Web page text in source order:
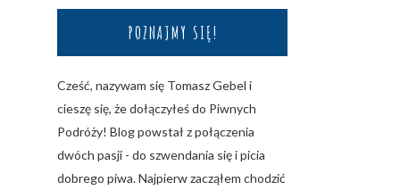
POZNAJMY SIĘ!
Cześć, nazywam się Tomasz Gebel i
cieszę się, że dołączyłeś do Piwnych
Podróży! Blog powstał z połączenia
dwóch pasji - do szwendania się i picia
dobrego piwa. Najpierw zacząłem chodzić